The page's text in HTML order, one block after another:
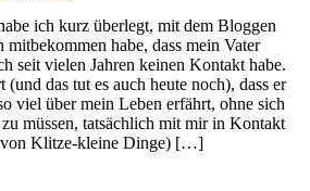
ich kurz überlegt, mit dem Bloggen
mitbekommen habe, dass mein Vater
seit vielen Jahren keinen Kontakt habe.
(und das tut es auch heute noch), dass er
viel über mein Leben erfährt, ohne sich
müssen, tatsächlich mit mir in Kontakt
von Klitze-kleine Dinge) […]